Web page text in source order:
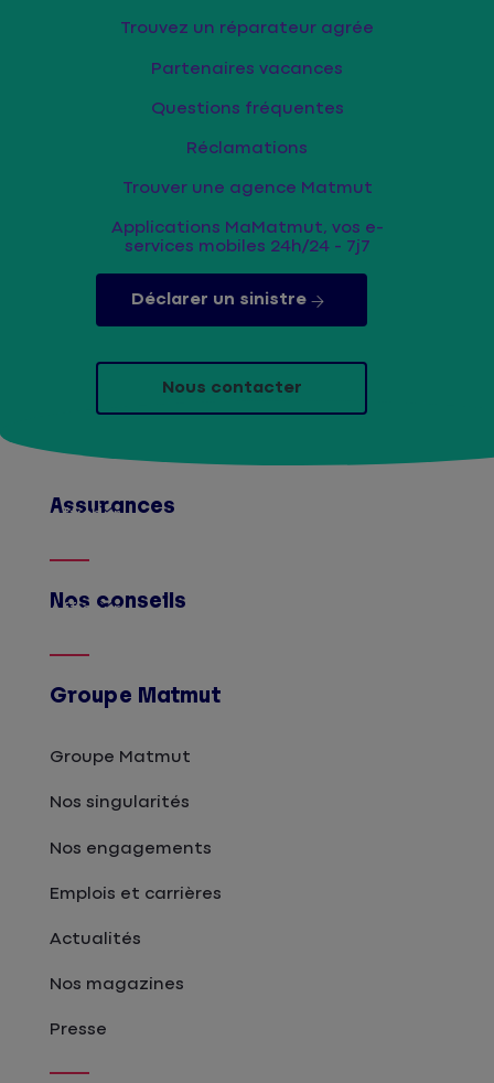
Trouvez un réparateur agrée
Partenaires vacances
Questions fréquentes
Réclamations
Trouver une agence Matmut
Applications MaMatmut, vos e-
services mobiles 24h/24 - 7j7
Déclarer un sinistre
Nous contacter
Assurances
Afficher
Nos conseils
Afficher
Groupe Matmut
Groupe Matmut
Nos singularités
Nos engagements
Emplois et carrières
Actualités
Nos magazines
Presse